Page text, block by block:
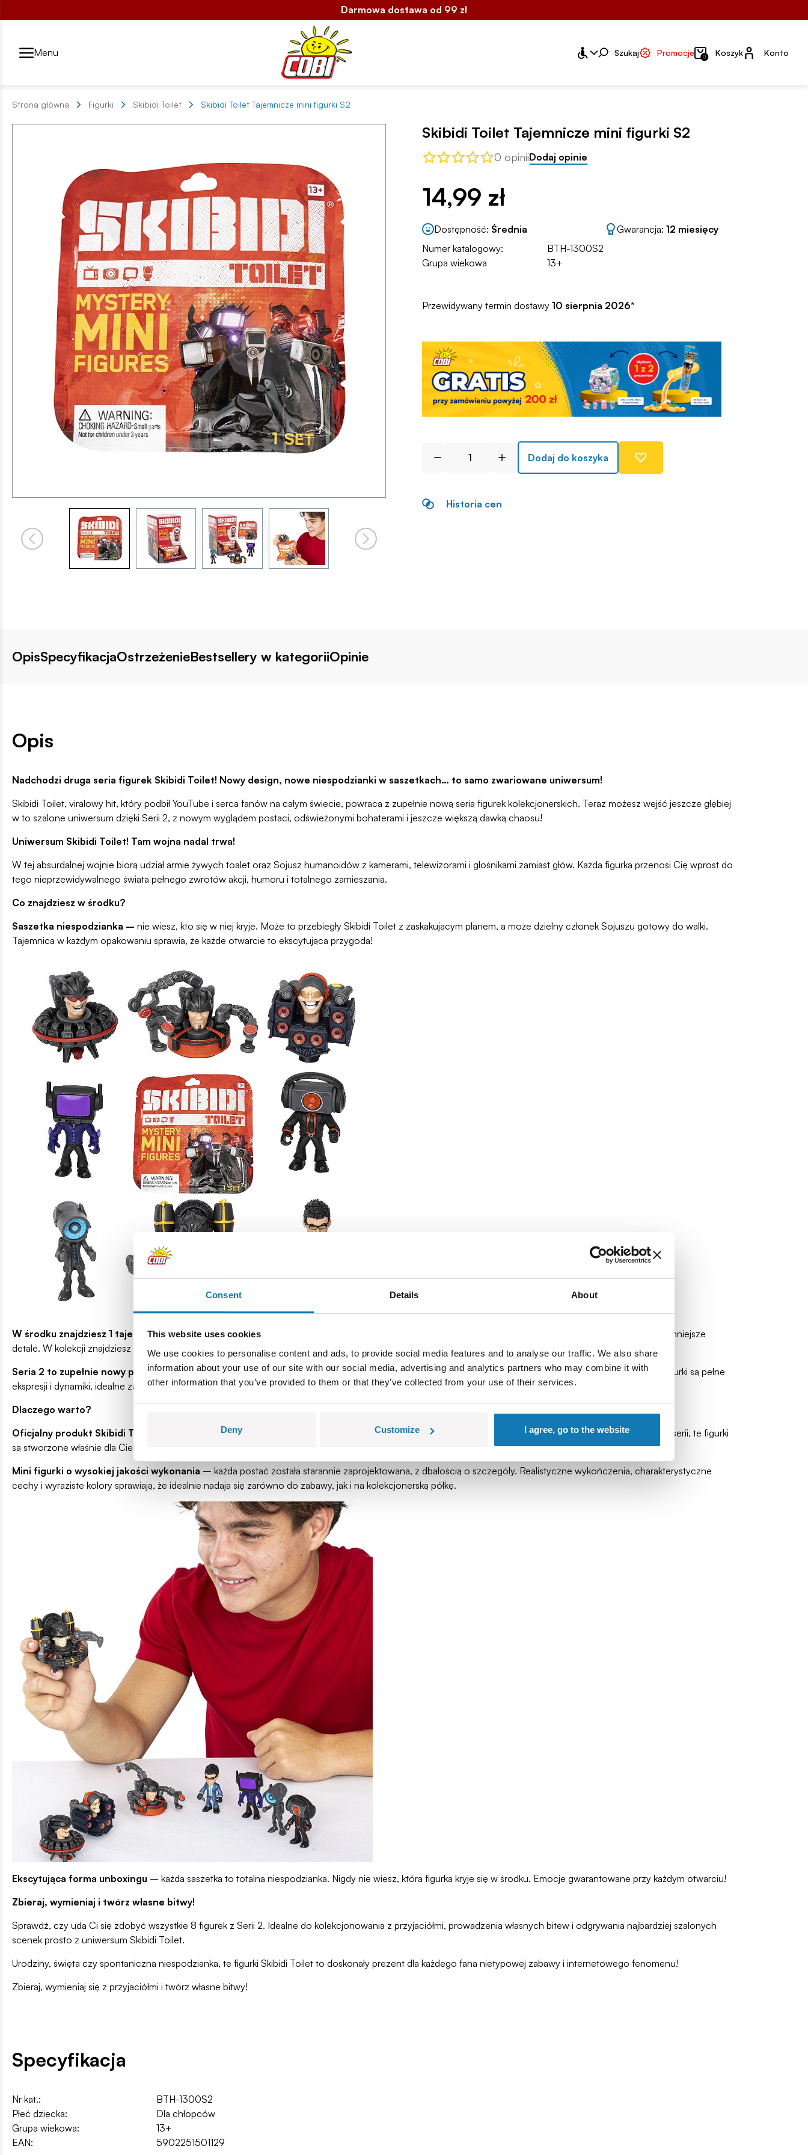
Consent Details About
This website uses cookies
We use cookies to personalise content and ads, to provide social media features and to analyse our traffic. We also share
information about your use of our site with our social media, advertising and analytics partners who may combine it with
other information that you’ve provided to them or that they’ve collected from your use of their services.
Deny Customize I agree, go to the website
Darmowa dostawa od 99 zł
Przełącznik segmentów2
Menu Szukaj Promocje 0 KoszykKonto
Konto
Strona główna Figurki Skibidi Toilet Skibidi Toilet Tajemnicze mini figurki S2
Skibidi Toilet Tajemnicze mini figurki S2
0 opiniiDodaj opinie
14,99 zł
Dostępność: Średnia Gwarancja: 12 miesięcy
Numer katalogowy:
BTH-1300S2
Grupa wiekowa
13+
Przewidywany termin dostawy 10 sierpnia 2026*
Dodaj do koszyka
Historia cen
OpisSpecyfikacjaOstrzeżenieBestsellery w kategoriiOpinie
Opis
Nadchodzi druga seria figurek Skibidi Toilet! Nowy design, nowe niespodzianki w saszetkach… to samo zwariowane uniwersum!
Skibidi Toilet, viralowy hit, który podbił YouTube i serca fanów na całym świecie, powraca z zupełnie nową serią figurek kolekcjonerskich. Teraz możesz wejść jeszcze głębiej
w to szalone uniwersum dzięki Serii 2, z nowym wyglądem postaci, odświeżonymi bohaterami i jeszcze większą dawką chaosu!
Uniwersum Skibidi Toilet! Tam wojna nadal trwa!
W tej absurdalnej wojnie biorą udział armie żywych toalet oraz Sojusz humanoidów z kamerami, telewizorami i głośnikami zamiast głów. Każda figurka przenosi Cię wprost do
tego nieprzewidywalnego świata pełnego zwrotów akcji, humoru i totalnego zamieszania.
Co znajdziesz w środku?
Saszetka niespodzianka – nie wiesz, kto się w niej kryje. Może to przebiegły Skibidi Toilet z zaskakującym planem, a może dzielny członek Sojuszu gotowy do walki.
Tajemnica w każdym opakowaniu sprawia, że każde otwarcie to ekscytująca przygoda!
W środku znajdziesz 1 tajemniczą figurkę z aż 8 dostępnych w Serii 2. -
Każda z nich to unikalnie zaprojektowana postać, stworzona z dbałością o najmniejsze
detale. W kolekcji znajdziesz bohaterów walczących po obu stronach epickiego konfliktu, czyli kultowe Skibidi Toilets oraz dzielnych członków Sojuszu.
Seria 2 to zupełnie nowy poziom –odświeżony design, nowe kolory, zaskakujące akcesoria i jeszcze bardziej szalony styl, który pokochali fani animacji. Figurki są pełne
ekspresji i dynamiki, idealne zarówno do zabawy, jak i kolekcjonowania. Nigdy nie wiesz, na kogo trafisz, i właśnie w tym cała frajda!
Dlaczego warto?
Oficjalny produkt Skibidi Toilet
– to autentyczna część viralowego świata, który pokochały miliony fanów. Jeśli śledzisz z zapartym tchem kolejne odcinki serii, te figurki
są stworzone właśnie dla Ciebie.
Mini figurki o wysokiej jakości wykonania – każda postać została starannie zaprojektowana, z dbałością o szczegóły. Realistyczne wykończenia, charakterystyczne
cechy i wyraziste kolory sprawiają, że idealnie nadają się zarówno do zabawy, jak i na kolekcjonerską półkę.
Ekscytująca forma unboxingu – każda saszetka to totalna niespodzianka. Nigdy nie wiesz, która figurka kryje się w środku. Emocje gwarantowane przy każdym otwarciu!
Zbieraj, wymieniaj i twórz własne bitwy!
Sprawdź, czy uda Ci się zdobyć wszystkie 8 figurek z Serii 2. Idealne do kolekcjonowania z przyjaciółmi, prowadzenia własnych bitew i odgrywania najbardziej szalonych
scenek prosto z uniwersum Skibidi Toilet.
Urodziny, święta czy spontaniczna niespodzianka, te figurki Skibidi Toilet to doskonały prezent dla każdego fana nietypowej zabawy i internetowego fenomenu!
Zbieraj, wymieniaj się z przyjaciółmi i twórz własne bitwy!
Specyfikacja
Nr kat.:
BTH-1300S2
Płeć dziecka:
Dla chłopców
Grupa wiekowa:
13+
EAN:
5902251501129